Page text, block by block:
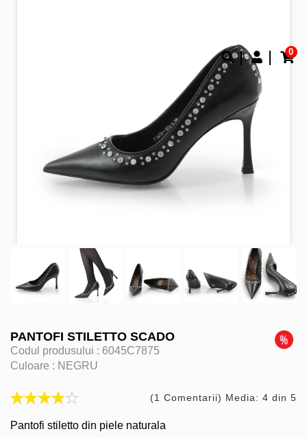
0
PANTOFI STILETTO SCADO
Codul produsului : 6045C7875
Culoare : NEGRU
(1 Comentarii) Media: 4 din 5
Pantofi stiletto din piele naturala